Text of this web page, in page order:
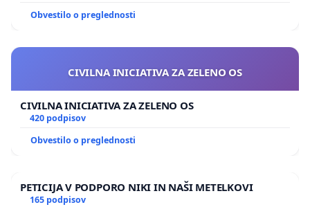
Obvestilo o preglednosti
CIVILNA INICIATIVA ZA ZELENO OS
CIVILNA INICIATIVA ZA ZELENO OS
420 podpisov
Obvestilo o preglednosti
PETICIJA V PODPORO NIKI IN NAŠI METELKOVI
165 podpisov